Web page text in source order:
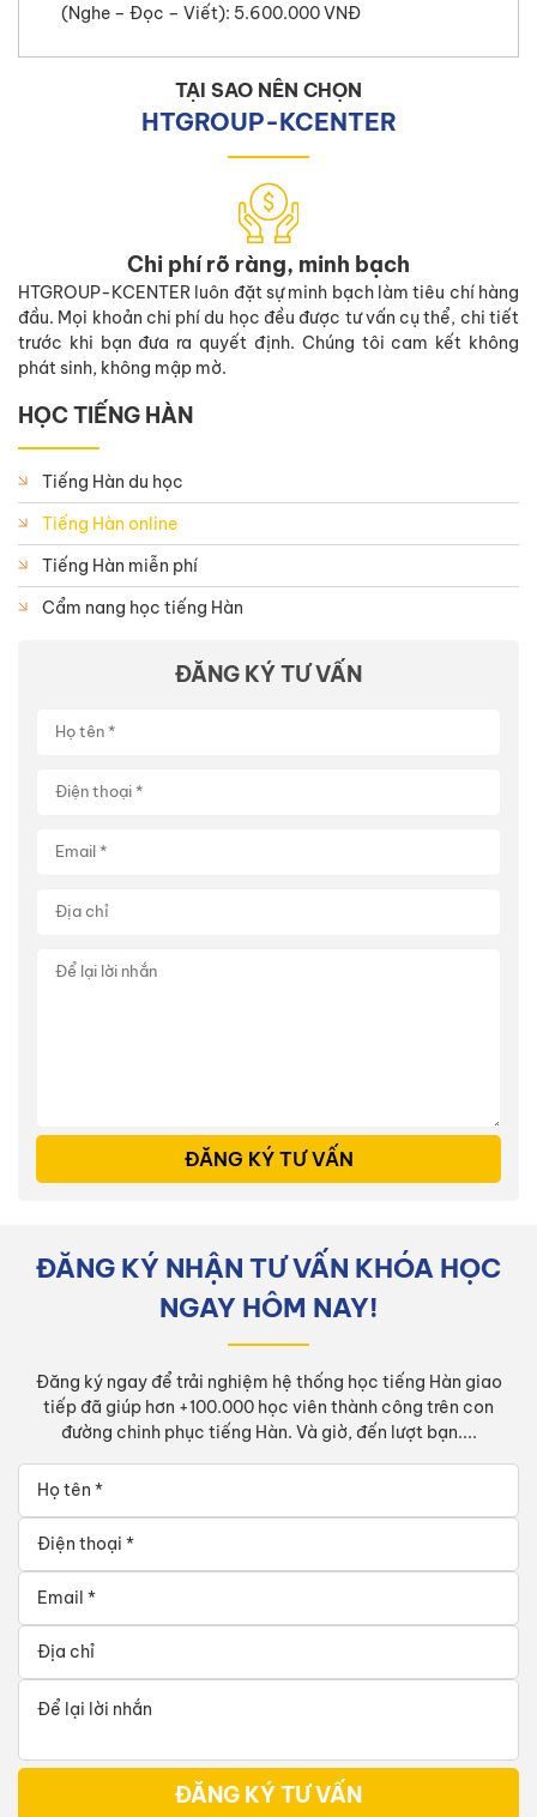
(Nghe – Đọc – Viết): 5.600.000 VNĐ
TẠI SAO NÊN CHỌN
HTGROUP-KCENTER
Chi phí rõ ràng, minh bạch
HTGROUP-KCENTER luôn đặt sự minh bạch làm tiêu chí hàng
đầu. Mọi khoản chi phí du học đều được tư vấn cụ thể, chi tiết
trước khi bạn đưa ra quyết định. Chúng tôi cam kết không
phát sinh, không mập mờ.
HỌC TIẾNG HÀN
Tiếng Hàn du học
Tiếng Hàn online
Tiếng Hàn miễn phí
Cẩm nang học tiếng Hàn
ĐĂNG KÝ TƯ VẤN
ĐĂNG KÝ TƯ VẤN
ĐĂNG KÝ NHẬN TƯ VẤN KHÓA HỌC
NGAY HÔM NAY!
Đăng ký ngay để trải nghiệm hệ thống học tiếng Hàn giao
tiếp đã giúp hơn +100.000 học viên thành công trên con
đường chinh phục tiếng Hàn. Và giờ, đến lượt bạn....
ĐĂNG KÝ TƯ VẤN